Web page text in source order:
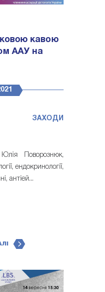
кавою
ААУ на
ЗАХОДИ
Поворознюк,
ендокринології,
антіей...